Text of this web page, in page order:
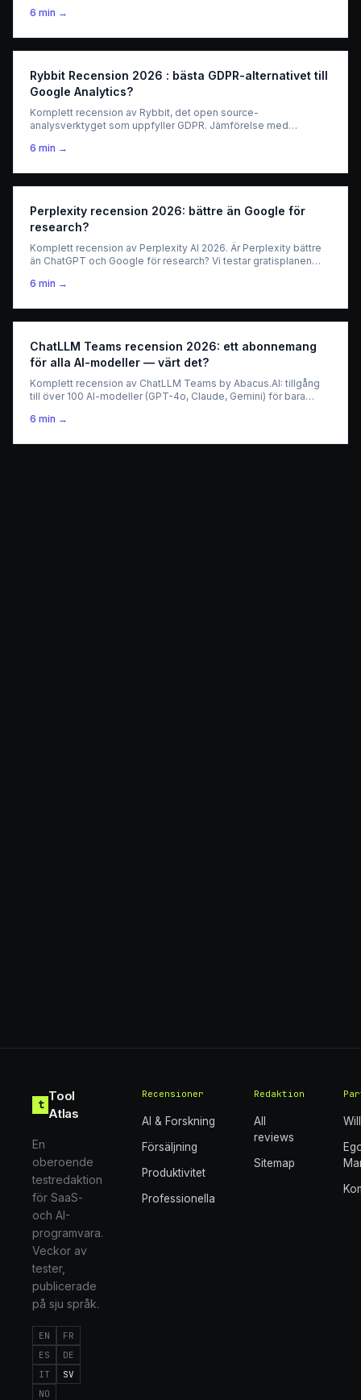
6 min →
Rybbit Recension 2026 : bästa GDPR-alternativet till
Google Analytics?
Komplett recension av Rybbit, det open source-
analysverktyget som uppfyller GDPR. Jämförelse med
webbplatsägare.
6 min →
Perplexity recension 2026: bättre än Google för
research?
Komplett recension av Perplexity AI 2026. Är Perplexity bättre
än ChatGPT och Google för research? Vi testar gratisplanen
6 min →
ChatLLM Teams recension 2026: ett abonnemang
för alla AI-modeller — värt det?
Komplett recension av ChatLLM Teams by Abacus.AI: tillgång
till över 100 AI-modeller (GPT-4o, Claude, Gemini) för bara
6 min →
t
Tool
Atlas
En
oberoende
testredaktion
för SaaS-
och AI-
programvara.
Veckor av
tester,
publicerade
på sju språk.
EN
FR
ES
DE
IT
SV
NO
Recensioner
AI & Forskning
Försäljning
Produktivitet
Professionella
Redaktion
All
reviews
Sitemap